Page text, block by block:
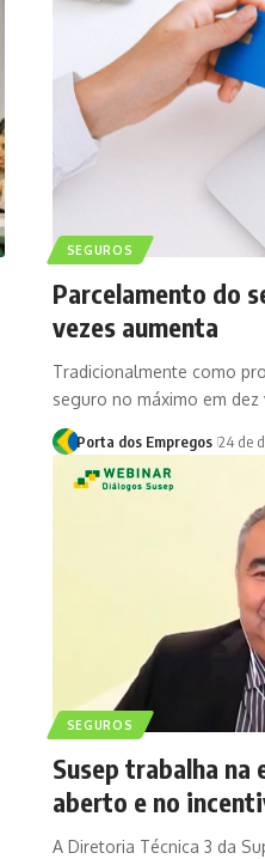
SEGUROS
Parcelamento do
vezes aumenta
Tradicionalmente como
seguro no máximo em dez
Porta dos Empregos 24 de
SEGUROS
Susep trabalha na
aberto e no
A Diretoria Técnica 3 da